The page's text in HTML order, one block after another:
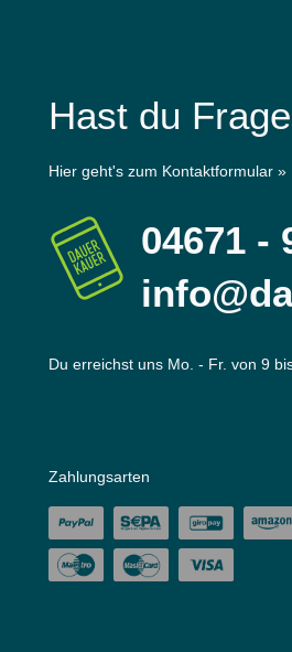
Hast du
Hier geht's zum Kontaktformular »
04671 -
Du erreichst uns Mo. - Fr. von 9
Zahlungsarten